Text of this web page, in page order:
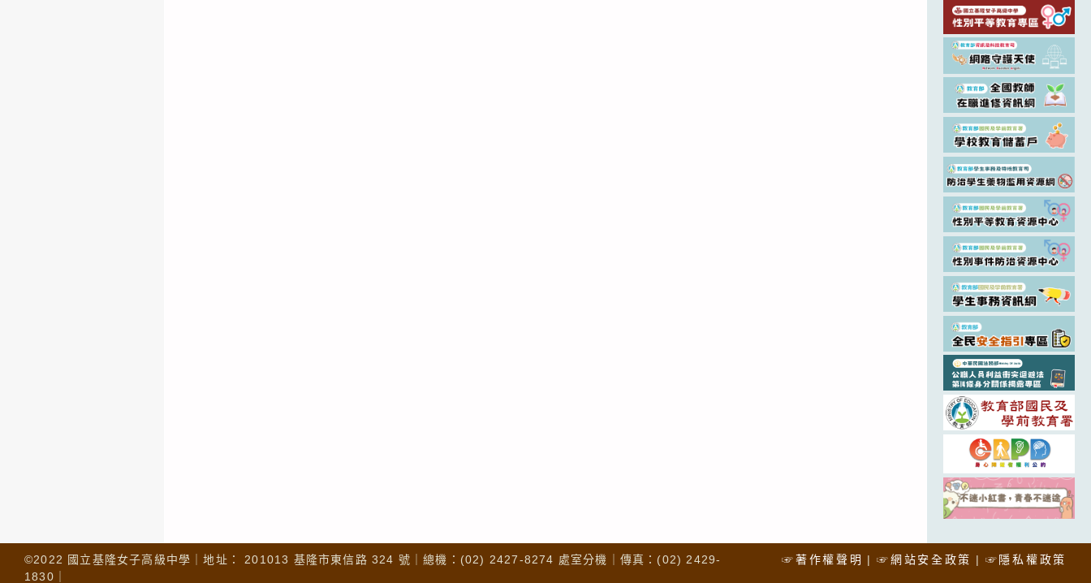
☞著作權聲明 ☞網站安全政策 ☞隱私權政策
©2022 國立基隆女子高級中學｜地址： 201013 基隆市東信路 324 號｜總機：(02) 2427-8274 處室分機｜傳真：(02) 2429-
1830｜